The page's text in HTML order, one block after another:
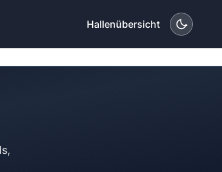
Hallenübersicht